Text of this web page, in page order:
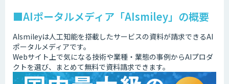
■AIポータルメディア「AIsmiley」の概要
AIsmileyは人工知能を搭載したサービスの資料が請求できるAI
ポータルメディアです。
Webサイト上で気になる技術や業種・業態の事例からAIプロダ
クトを選び、まとめて無料で資料請求できます。